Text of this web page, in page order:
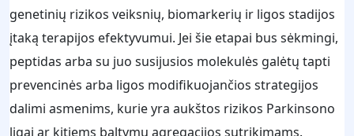
genetinių rizikos veiksnių, biomarkerių ir ligos stadijos
įtaką terapijos efektyvumui. Jei šie etapai bus sėkmingi,
peptidas arba su juo susijusios molekulės galėtų tapti
prevencinės arba ligos modifikuojančios strategijos
dalimi asmenims, kurie yra aukštos rizikos Parkinsono
ligai ar kitiems baltymų agregacijos sutrikimams.